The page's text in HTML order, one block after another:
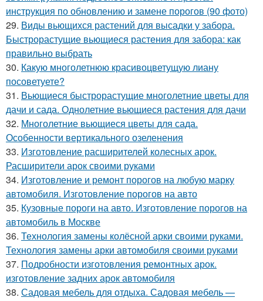
инструкция по обновлению и замене порогов (90 фото)
29. Виды вьющихся растений для высадки у забора.
Быстрорастущие вьющиеся растения для забора: как
правильно выбрать
30. Какую многолетнюю красивоцветущую лиану
посоветуете?
31. Вьющиеся быстрорастущие многолетние цветы для
дачи и сада. Однолетние вьющиеся растения для дачи
32. Многолетние вьющиеся цветы для сада.
Особенности вертикального озеленения
33. Изготовление расширителей колесных арок.
Расширители арок своими руками
34. Изготовление и ремонт порогов на любую марку
автомобиля. Изготовление порогов на авто
35. Кузовные пороги на авто. Изготовление порогов на
автомобиль в Москве
36. Технология замены колёсной арки своими руками.
Технология замены арки автомобиля своими руками
37. Подробности изготовления ремонтных арок.
изготовление задних арок автомобиля
38. Садовая мебель для отдыха. Садовая мебель —